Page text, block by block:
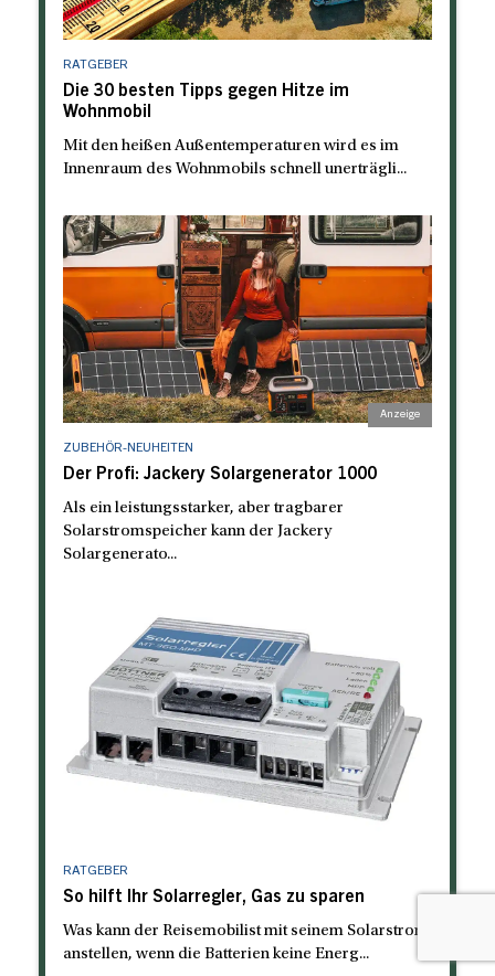
RATGEBER
Die 30 besten Tipps gegen Hitze im
Wohnmobil
Mit den heißen Außentemperaturen wird es im
Innenraum des Wohnmobils schnell unerträgli...
ZUBEHÖR-NEUHEITEN
Der Profi: Jackery Solargenerator 1000
Als ein leistungsstarker, aber tragbarer
Solarstromspeicher kann der Jackery
Solargenerato...
RATGEBER
So hilft Ihr Solarregler, Gas zu sparen
Was kann der Reisemobilist mit seinem Solarstrom
anstellen, wenn die Batterien keine Energ...